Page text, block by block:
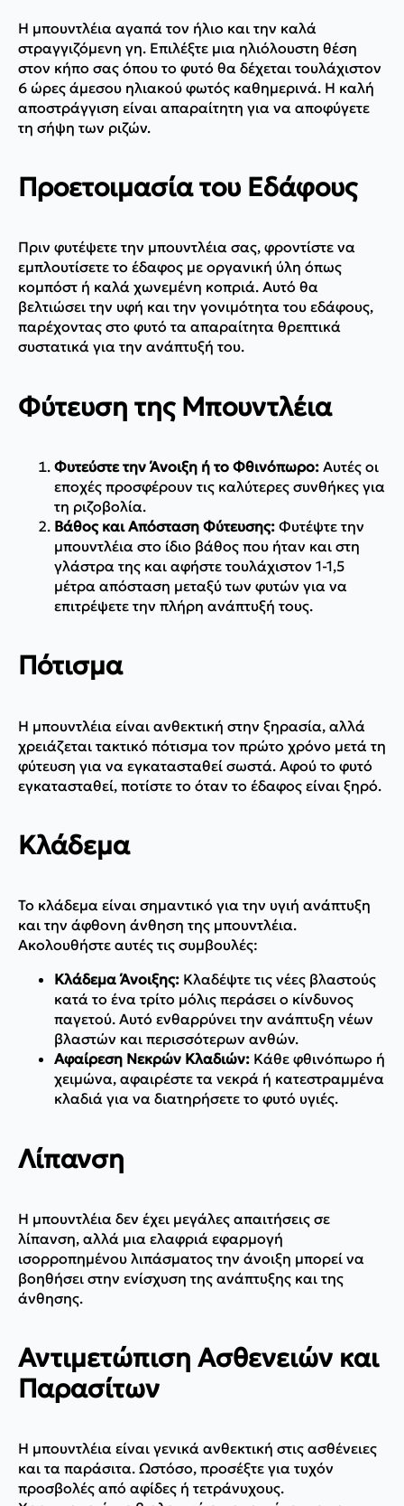
Η μπουντλέια αγαπά τον ήλιο και την καλά
στραγγιζόμενη γη. Επιλέξτε μια ηλιόλουστη θέση
στον κήπο σας όπου το φυτό θα δέχεται τουλάχιστον
6 ώρες άμεσου ηλιακού φωτός καθημερινά. Η καλή
αποστράγγιση είναι απαραίτητη για να αποφύγετε
τη σήψη των ριζών.
Προετοιμασία του Εδάφους
Πριν φυτέψετε την μπουντλέια σας, φροντίστε να
εμπλουτίσετε το έδαφος με οργανική ύλη όπως
κομπόστ ή καλά χωνεμένη κοπριά. Αυτό θα
βελτιώσει την υφή και την γονιμότητα του εδάφους,
παρέχοντας στο φυτό τα απαραίτητα θρεπτικά
συστατικά για την ανάπτυξή του.
Φύτευση της Μπουντλέια
Φυτεύστε την Άνοιξη ή το Φθινόπωρο: Αυτές οι
εποχές προσφέρουν τις καλύτερες συνθήκες για
τη ριζοβολία.
Βάθος και Απόσταση Φύτευσης: Φυτέψτε την
μπουντλέια στο ίδιο βάθος που ήταν και στη
γλάστρα της και αφήστε τουλάχιστον 1-1,5
μέτρα απόσταση μεταξύ των φυτών για να
επιτρέψετε την πλήρη ανάπτυξή τους.
Πότισμα
Η μπουντλέια είναι ανθεκτική στην ξηρασία, αλλά
χρειάζεται τακτικό πότισμα τον πρώτο χρόνο μετά τη
φύτευση για να εγκατασταθεί σωστά. Αφού το φυτό
εγκατασταθεί, ποτίστε το όταν το έδαφος είναι ξηρό.
Κλάδεμα
Το κλάδεμα είναι σημαντικό για την υγιή ανάπτυξη
και την άφθονη άνθηση της μπουντλέια.
Ακολουθήστε αυτές τις συμβουλές:
Κλάδεμα Άνοιξης: Κλαδέψτε τις νέες βλαστούς
κατά το ένα τρίτο μόλις περάσει ο κίνδυνος
παγετού. Αυτό ενθαρρύνει την ανάπτυξη νέων
βλαστών και περισσότερων ανθών.
Αφαίρεση Νεκρών Κλαδιών: Κάθε φθινόπωρο ή
χειμώνα, αφαιρέστε τα νεκρά ή κατεστραμμένα
κλαδιά για να διατηρήσετε το φυτό υγιές.
Λίπανση
Η μπουντλέια δεν έχει μεγάλες απαιτήσεις σε
λίπανση, αλλά μια ελαφριά εφαρμογή
ισορροπημένου λιπάσματος την άνοιξη μπορεί να
βοηθήσει στην ενίσχυση της ανάπτυξης και της
άνθησης.
Αντιμετώπιση Ασθενειών και
Παρασίτων
Η μπουντλέια είναι γενικά ανθεκτική στις ασθένειες
και τα παράσιτα. Ωστόσο, προσέξτε για τυχόν
προσβολές από αφίδες ή τετράνυχους.